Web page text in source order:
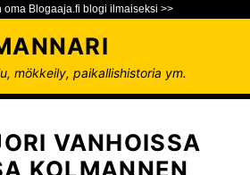
oma Blogaaja.fi blogi ilmaiseksi >>
mökkeily, paikallishistoria ym.
VANHOISSA
KOLMANNEN